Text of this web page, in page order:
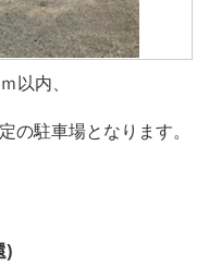
以内、
の駐車場となります。
)